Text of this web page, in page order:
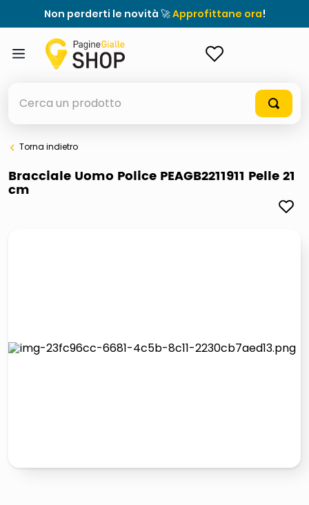
Non perderti le novità 🚀Approfittane ora!
elenchi telefonici
meme
Torna indietro
Bracciale Uomo Police PEAGB2211911 Pelle 21
cm